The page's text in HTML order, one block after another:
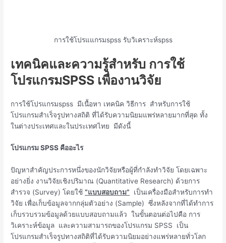
การใช้โปรแแกรมspss รับวิเคราะห์spss
เทคนิคและความรู้สำหรับ การใช้
โปรแกรมSPSS เพื่องานวิจัย
การใช้โปรแกรมspss มีเนื้อหา เทคนิค วิธีการ สำหรับการใช้
โปรแกรมสำเร็จรูปทางสถิติ ที่ได้รับความนิยมแพร่หลายมากที่สุด ทั้ง
ในต่างประเทศและในประเทศไทย มีดังนี้
โปรแกรมSPSS คืออะไร
ปัญหาสำคัญประการหนึ่งของนักวิจัยหรือผู้ที่กำลังทำวิจัย โดยเฉพาะ
อย่างยิ่ง งานวิจัยเชิงปริมาณ (Quantitative Research) ด้วยการ
สำรวจ (Survey) โดยใช้“แบบสอบถาม” เป็นเครื่องมือสำหรับการทำ
วิจัย เพื่อเก็บข้อมูลจากกลุ่มตัวอย่าง (Sample) ซึ่งหลังจากที่ได้ทำการ
เก็บรวบรวมข้อมูลด้วยแบบสอบถามแล้ว ในขั้นตอนต่อไปคือ การ
วิเคราะห์ข้อมูล และความสามารถของโปรแกรม SPSS เป็น
โปรแกรมสำเร็จรูปทางสถิติที่ได้รับความนิยมอย่างแพร่หลายทั่วโลก